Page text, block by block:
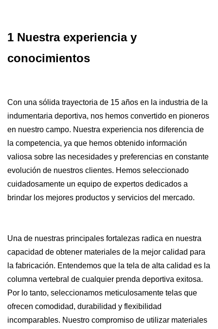
1 Nuestra experiencia y
conocimientos
Con una sólida trayectoria de 15 años en la industria de la
indumentaria deportiva, nos hemos convertido en pioneros
en nuestro campo. Nuestra experiencia nos diferencia de
la competencia, ya que hemos obtenido información
valiosa sobre las necesidades y preferencias en constante
evolución de nuestros clientes. Hemos seleccionado
cuidadosamente un equipo de expertos dedicados a
brindar los mejores productos y servicios del mercado.
Una de nuestras principales fortalezas radica en nuestra
capacidad de obtener materiales de la mejor calidad para
la fabricación. Entendemos que la tela de alta calidad es la
columna vertebral de cualquier prenda deportiva exitosa.
Por lo tanto, seleccionamos meticulosamente telas que
ofrecen comodidad, durabilidad y flexibilidad
incomparables. Nuestro compromiso de utilizar materiales